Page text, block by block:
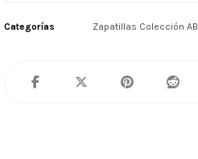
Categorías Zapatillas Colección AB